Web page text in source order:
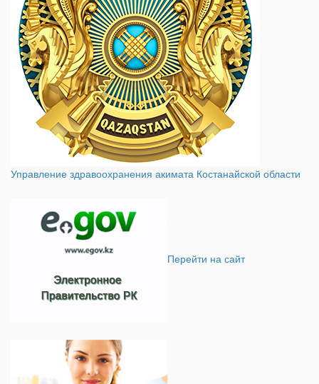
Управление здравоохранения акимата Костанайской области
Перейти на сайт